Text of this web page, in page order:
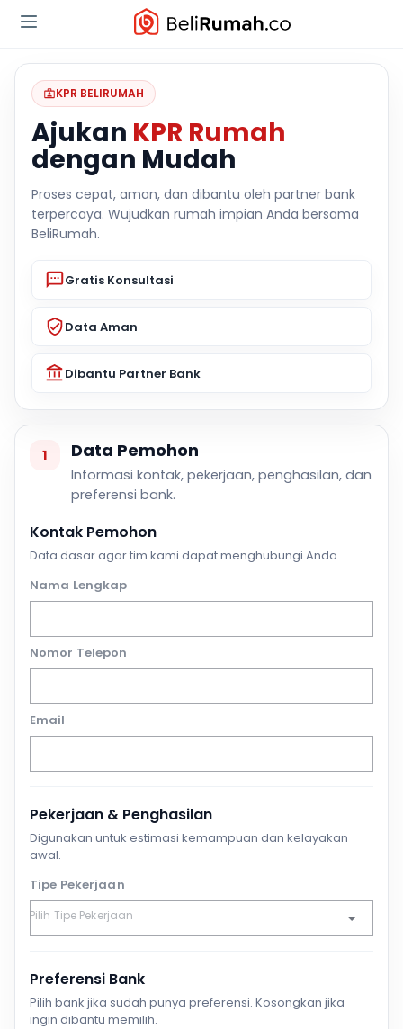
KPR BELIRUMAH
Ajukan KPR Rumah
dengan Mudah
Proses cepat, aman, dan dibantu oleh partner bank
terpercaya. Wujudkan rumah impian Anda bersama
BeliRumah.
Gratis Konsultasi
Data Aman
Dibantu Partner Bank
1 Data Pemohon
Informasi kontak, pekerjaan, penghasilan, dan
preferensi bank.
Kontak Pemohon
Data dasar agar tim kami dapat menghubungi Anda.
Nama Lengkap
Nomor Telepon
Email
Pekerjaan & Penghasilan
Digunakan untuk estimasi kemampuan dan kelayakan
awal.
Tipe Pekerjaan
Preferensi Bank
Pilih bank jika sudah punya preferensi. Kosongkan jika
ingin dibantu memilih.